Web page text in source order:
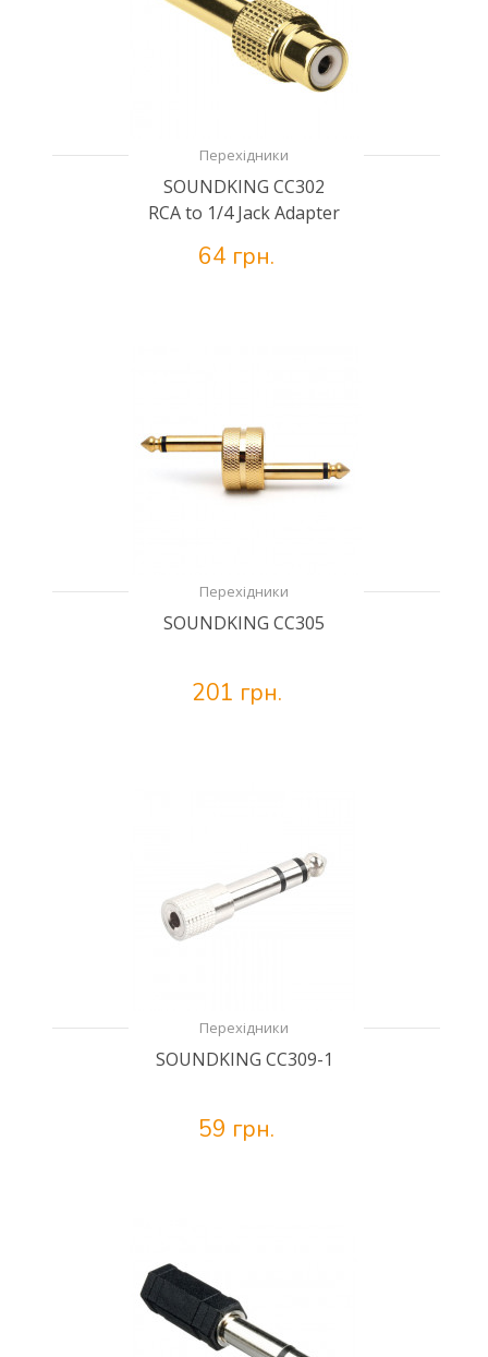
Перехідники
SOUNDKING CC302
RCA to 1/4 Jack Adapter
64 грн.
Перехідники
SOUNDKING CC305
201 грн.
Перехідники
SOUNDKING CC309-1
59 грн.